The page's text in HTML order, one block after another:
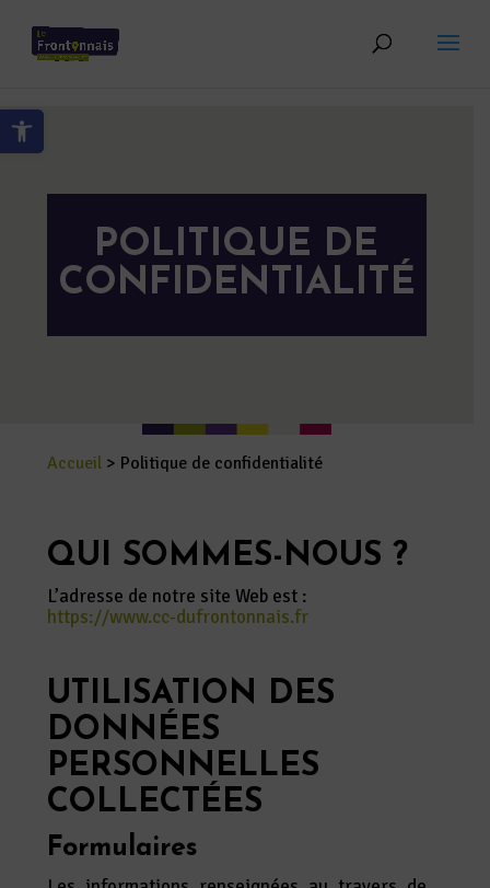
Ouvrir la barre d’outils
POLITIQUE DE
CONFIDENTIALITÉ
Accueil > Politique de confidentialité
QUI SOMMES-NOUS ?
L’adresse de notre site Web est :
https://www.cc-dufrontonnais.fr
UTILISATION DES
DONNÉES
PERSONNELLES
COLLECTÉES
Formulaires